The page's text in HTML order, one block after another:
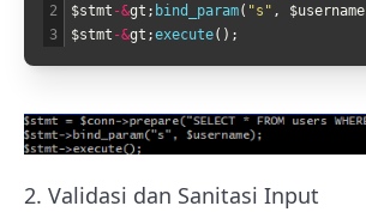
2
3
$stmt -&gt ; bind_param( "s" , $username
$stmt -&gt ;execute( ) ;
2. Validasi dan Sanitasi Input